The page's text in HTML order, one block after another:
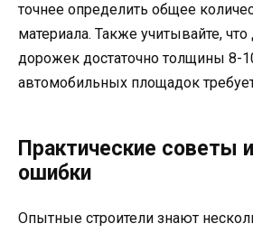
точнее определить общее
материала. Также учитывайте,
дорожек достаточно толщины 8-
автомобильных площадок
Практические советы
ошибки
Опытные строители знают